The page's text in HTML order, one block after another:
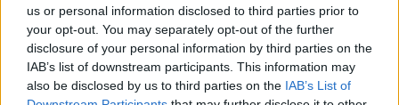
us or personal information disclosed to third parties prior to
your opt-out. You may separately opt-out of the further
disclosure of your personal information by third parties on the
IAB’s list of downstream participants. This information may
also be disclosed by us to third parties on the IAB’s List of
Στενά του Ορμούζ: Ιράν και Ομάν συμφώνησαν στη
διαδρομή των πλοίων, εκκρεμούν κρίσιμες
λεπτομέρειες